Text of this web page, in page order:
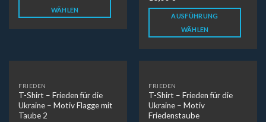
WÄHLEN
AUSFÜHRUNG
WÄHLEN
FRIEDEN
T-Shirt – Frieden für die
Ukraine – Motiv Flagge mit
Taube 2
FRIEDEN
T-Shirt – Frieden für die
Ukraine – Motiv
Friedenstaube